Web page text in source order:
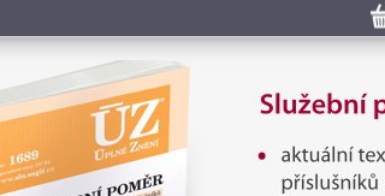
poměr příslušníků bezpečnostních sborů,
služby